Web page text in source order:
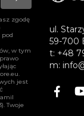
zgodę
pod
w tym
.
jest
Twoje
ul.
59-700
t: +48
m: